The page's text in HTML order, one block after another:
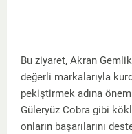
Bu ziyaret, Akran
değerli markalarıyla
pekiştirmek adına
Güleryüz Cobra gibi
onların başarılarını